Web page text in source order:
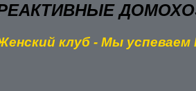
клуб - Мы